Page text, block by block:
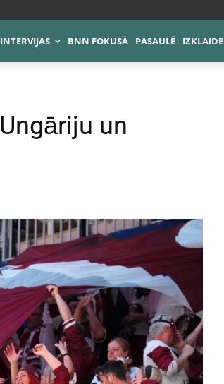
INTERVIJAS BNN FOKUSĀ PASAULĒ IZKLAIDE
un